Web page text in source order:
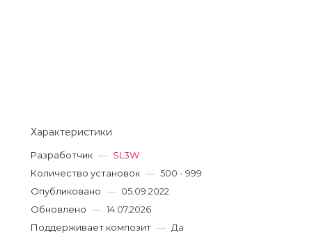
Характеристики
Разработчик — SL3W
Количество установок — 500 - 999
Опубликовано — 05.09.2022
Обновлено — 14.07.2026
Поддерживает композит — Да